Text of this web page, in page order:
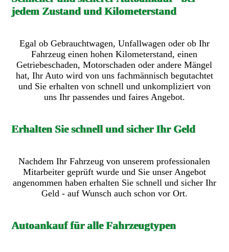
jedem Zustand und Kilometerstand
Egal ob Gebrauchtwagen, Unfallwagen oder ob Ihr
Fahrzeug einen hohen Kilometerstand, einen
Getriebeschaden, Motorschaden oder andere Mängel
hat, Ihr Auto wird von uns fachmännisch begutachtet
und Sie erhalten von schnell und unkompliziert von
uns Ihr passendes und faires Angebot.
Erhalten Sie schnell und sicher Ihr Geld
Nachdem Ihr Fahrzeug von unserem professionalen
Mitarbeiter geprüft wurde und Sie unser Angebot
angenommen haben erhalten Sie schnell und sicher Ihr
Geld - auf Wunsch auch schon vor Ort.
Autoankauf für alle Fahrzeugtypen